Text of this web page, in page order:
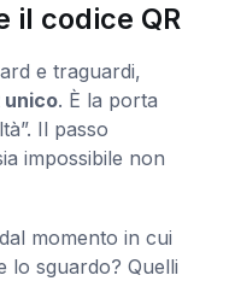
il codice QR
e traguardi,
unico. È la porta
Il passo
impossibile non
momento in cui
lo sguardo? Quelli